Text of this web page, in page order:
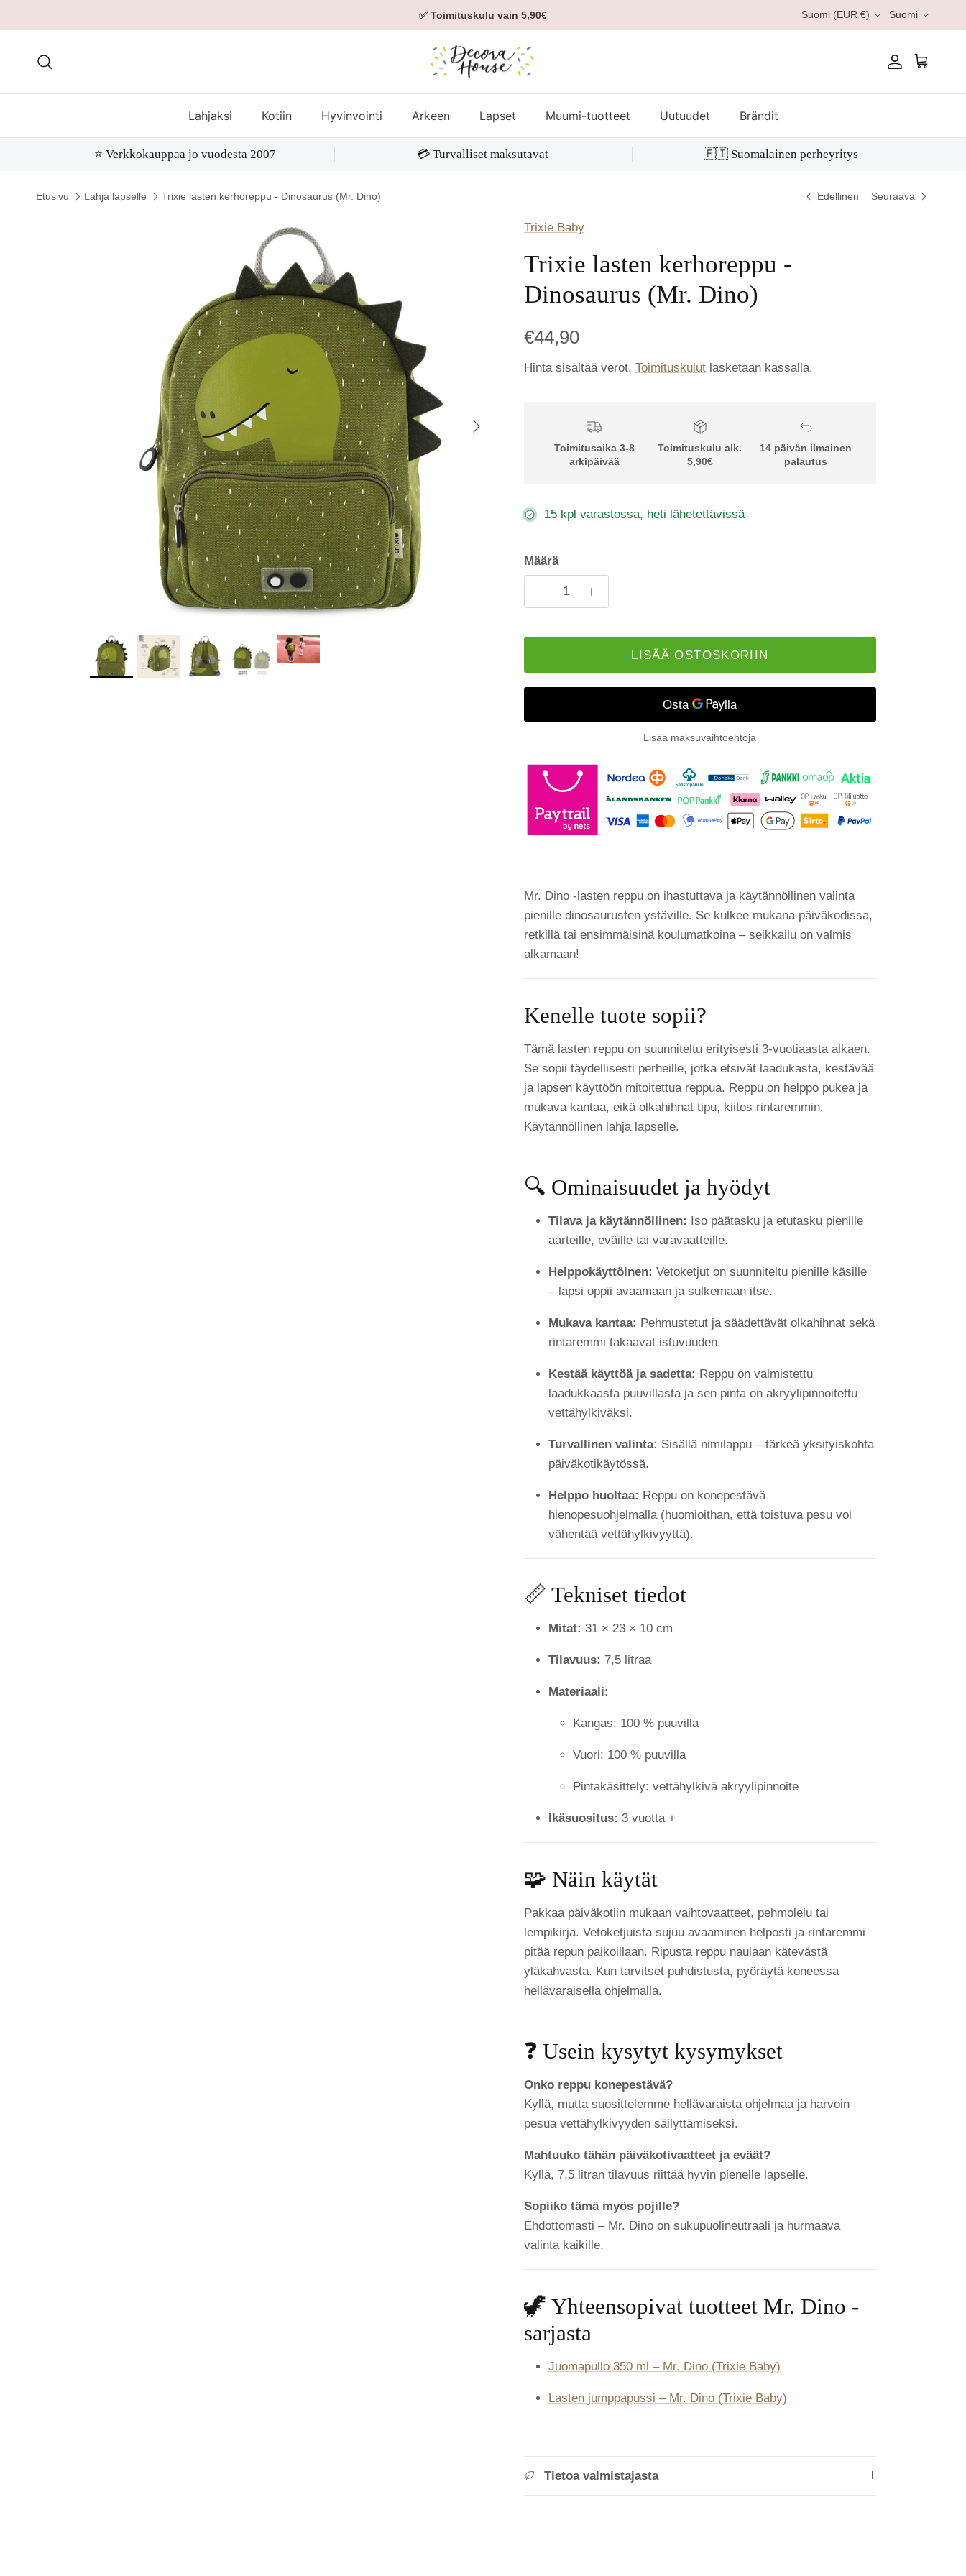
✅ Toimituskulu vain 5,90€ Suomi (EUR €) Suomi
Tili Ostoskori
Lahjaksi Kotiin Hyvinvointi Arkeen Lapset Muumi-tuotteet Uutuudet Brändit
⭐️ Verkkokauppaa jo vuodesta 2007 💳 Turvalliset maksutavat 🇫🇮 Suomalainen perheyritys
Etusivu Lahja lapselle Trixie lasten kerhoreppu - Dinosaurus (Mr. Dino) Edellinen Seuraava
Seuraava
Trixie Baby
Trixie lasten kerhoreppu -
Dinosaurus (Mr. Dino)
€44,90
Hinta sisältää verot. Toimituskulutlasketaan kassalla.
Toimitusaika 3-8
arkipäivää
Toimituskulu alk.
5,90€
14 päivän ilmainen
palautus
15 kpl varastossa, heti lähetettävissä
Määrä
LISÄÄ OSTOSKORIIN
Lisää maksuvaihtoehtoja
Mr. Dino -lasten reppu on ihastuttava ja käytännöllinen valinta
pienille dinosaurusten ystäville. Se kulkee mukana päiväkodissa,
retkillä tai ensimmäisinä koulumatkoina – seikkailu on valmis
alkamaan!
Kenelle tuote sopii?
Tämä lasten reppu on suunniteltu erityisesti 3-vuotiaasta alkaen.
Se sopii täydellisesti perheille, jotka etsivät laadukasta, kestävää
ja lapsen käyttöön mitoitettua reppua. Reppu on helppo pukea ja
mukava kantaa, eikä olkahihnat tipu, kiitos rintaremmin.
Käytännöllinen lahja lapselle.
🔍 Ominaisuudet ja hyödyt
Tilava ja käytännöllinen: Iso päätasku ja etutasku pienille
aarteille, eväille tai varavaatteille.
Helppokäyttöinen: Vetoketjut on suunniteltu pienille käsille
– lapsi oppii avaamaan ja sulkemaan itse.
Mukava kantaa: Pehmustetut ja säädettävät olkahihnat sekä
rintaremmi takaavat istuvuuden.
Kestää käyttöä ja sadetta: Reppu on valmistettu
laadukkaasta puuvillasta ja sen pinta on akryylipinnoitettu
vettähylkiväksi.
Turvallinen valinta: Sisällä nimilappu – tärkeä yksityiskohta
päiväkotikäytössä.
Helppo huoltaa: Reppu on konepestävä
hienopesuohjelmalla (huomioithan, että toistuva pesu voi
vähentää vettähylkivyyttä).
📏 Tekniset tiedot
Mitat: 31 × 23 × 10 cm
Tilavuus: 7,5 litraa
Materiaali:
Kangas: 100 % puuvilla
Vuori: 100 % puuvilla
Pintakäsittely: vettähylkivä akryylipinnoite
Ikäsuositus: 3 vuotta +
🧩 Näin käytät
Pakkaa päiväkotiin mukaan vaihtovaatteet, pehmolelu tai
lempikirja. Vetoketjuista sujuu avaaminen helposti ja rintaremmi
pitää repun paikoillaan. Ripusta reppu naulaan kätevästä
yläkahvasta. Kun tarvitset puhdistusta, pyöräytä koneessa
hellävaraisella ohjelmalla.
❓ Usein kysytyt kysymykset
Onko reppu konepestävä?
Kyllä, mutta suosittelemme hellävaraista ohjelmaa ja harvoin
pesua vettähylkivyyden säilyttämiseksi.
Mahtuuko tähän päiväkotivaatteet ja eväät?
Kyllä, 7,5 litran tilavuus riittää hyvin pienelle lapselle.
Sopiiko tämä myös pojille?
Ehdottomasti – Mr. Dino on sukupuolineutraali ja hurmaava
valinta kaikille.
🦖 Yhteensopivat tuotteet Mr. Dino -
sarjasta
Juomapullo 350 ml – Mr. Dino (Trixie Baby)
Lasten jumppapussi – Mr. Dino (Trixie Baby)
Tietoa valmistajasta